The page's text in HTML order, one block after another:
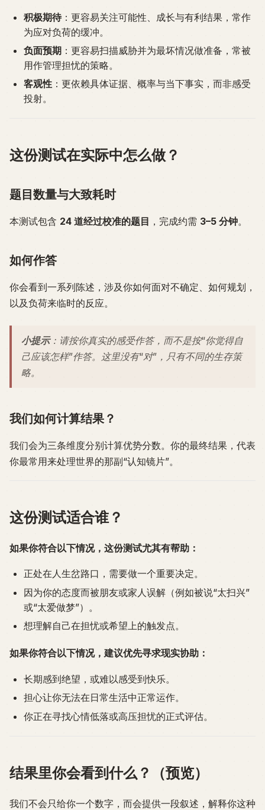
积极期待：更容易关注可能性、成长与有利结果，常作
为应对负荷的缓冲。
负面预期 ：更容易扫描威胁并为最坏情况做准备，常被
用作管理担忧的策略。
客观性 ：更依赖具体证据、概率与当下事实，而非感受
投射。
这份测试在实际中怎么做？
题目数量与大致耗时
本测试包含 24 道经过校准的题目 ，完成约需 3–5 分钟。
如何作答
你会看到一系列陈述，涉及你如何面对不确定、如何规划，
以及负荷来临时的反应。
小提示：请按你真实的感受作答，而不是按“你觉得自
己应该怎样”作答。这里没有“对”，只有不同的生存策
略。
我们如何计算结果？
我们会为三条维度分别计算优势分数。你的最终结果，代表
你最常用来处理世界的那副“认知镜片”。
这份测试适合谁？
如果你符合以下情况，这份测试尤其有帮助：
正处在人生岔路口，需要做一个重要决定。
因为你的态度而被朋友或家人误解（例如被说“太扫兴”
或“太爱做梦”）。
想理解自己在担忧或希望上的触发点。
如果你符合以下情况，建议优先寻求现实协助：
长期感到绝望，或难以感受到快乐。
担心让你无法在日常生活中正常运作。
你正在寻找心情低落或高压担忧的正式评估。
结果里你会看到什么？（预览）
我们不会只给你一个数字，而会提供一段叙述，解释你这种